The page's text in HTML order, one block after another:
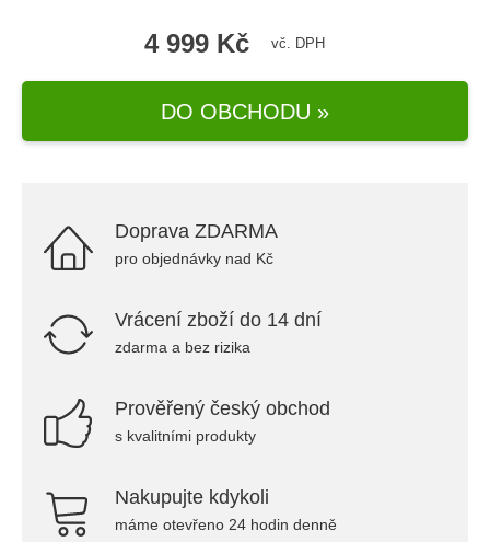
4 999 Kč vč. DPH
DO OBCHODU »
Doprava ZDARMA
pro objednávky nad Kč
Vrácení zboží do 14 dní
zdarma a bez rizika
Prověřený český obchod
s kvalitními produkty
Nakupujte kdykoli
máme otevřeno 24 hodin denně